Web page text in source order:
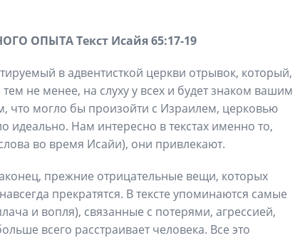
ОПЫТАТекст Исайя 65:17-19
в адвентисткой церкви отрывок, который,
не менее, на слуху у всех и будет знаком вашим
что могло бы произойти с Израилем, церковью
идеально. Нам интересно в текстах именно то,
во время Исайи), они привлекают.
прежние отрицательные вещи, которых
прекратятся. В тексте упоминаются самые
и вопля), связанные с потерями, агрессией,
всего расстраивает человека. Все это